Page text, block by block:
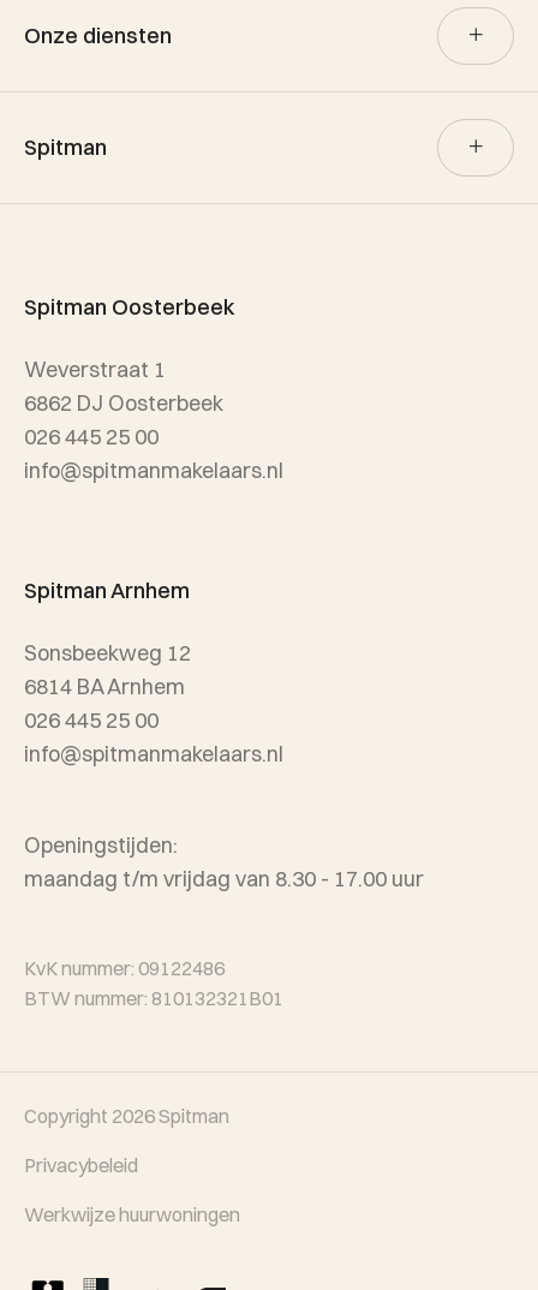
Onze diensten
Aankoop
Spitman
Referenties
Wijken
Spitman Oosterbeek
Weverstraat 1
6862 DJ Oosterbeek
026 445 25 00
info@spitmanmakelaars.nl
Spitman Arnhem
Sonsbeekweg 12
6814 BA Arnhem
026 445 25 00
info@spitmanmakelaars.nl
Openingstijden:
maandag t/m vrijdag van 8.30 - 17.00 uur
KvK nummer: 09122486
BTW nummer: 810132321B01
Copyright 2026Spitman
Privacybeleid
Werkwijze huurwoningen